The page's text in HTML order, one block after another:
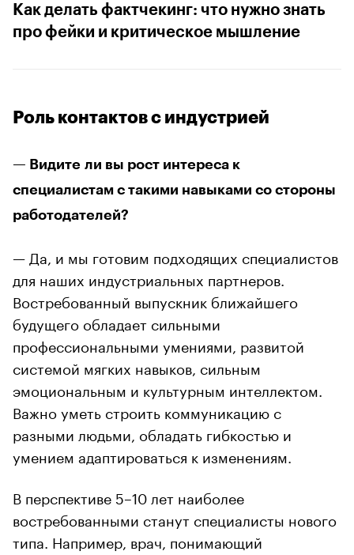
Как делать фактчекинг: что нужно знать
про фейки и критическое мышление
Роль контактов с индустрией
— Видите ли вы рост интереса к
специалистам с такими навыками со стороны
работодателей?
— Да, и мы готовим подходящих специалистов
для наших индустриальных партнеров.
Востребованный выпускник ближайшего
будущего обладает сильными
профессиональными умениями, развитой
системой мягких навыков, сильным
эмоциональным и культурным интеллектом.
Важно уметь строить коммуникацию с
разными людьми, обладать гибкостью и
умением адаптироваться к изменениям.
В перспективе 5–10 лет наиболее
востребованными станут специалисты нового
типа. Например, врач, понимающий